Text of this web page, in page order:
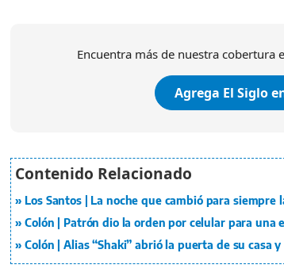
Encuentra más de nuestra cobertura
Agrega El Siglo
Los Santos | La noche que cambió para siempre
Colón | Patrón dio la orden por celular para una
Colón | Alias “Shaki” abrió la puerta de su casa